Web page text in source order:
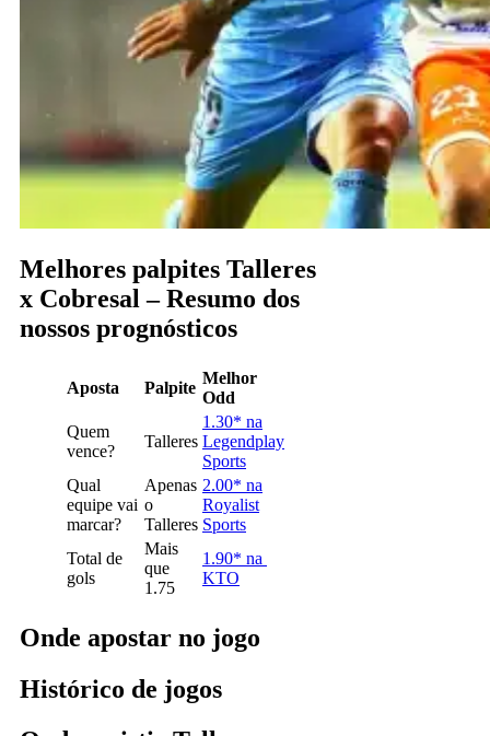
Melhores palpites Talleres
x Cobresal – Resumo dos
nossos prognósticos
Aposta Palpite
Melhor
Odd
Quem
vence?
Talleres
1.30* na
Legendplay
Sports
Qual
equipe vai
marcar?
Apenas
o
Talleres
2.00* na
Royalist
Sports
Total de
gols
Mais
que
1.75
1.90* na
KTO
Onde apostar no jogo
Histórico de jogos